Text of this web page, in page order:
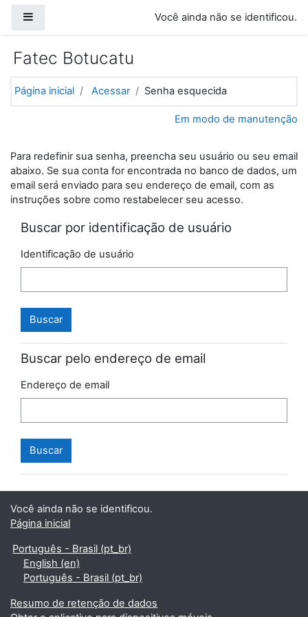
Você ainda não se identificou.
Fatec Botucatu
Página inicial Acessar Senha esquecida
Em modo de manutenção
Para redefinir sua senha, preencha seu usuário ou seu email
abaixo. Se sua conta for encontrada no banco de dados, um
email será enviado para seu endereço de email, com as
instruções sobre como restabelecer seu acesso.
Buscar por identificação de usuário
Identificação de usuário
Buscar pelo endereço de email
Endereço de email
Você ainda não se identificou.
Página inicial
Português - Brasil ‎(pt_br)‎
English ‎(en)‎
Português - Brasil ‎(pt_br)‎
Resumo de retenção de dados